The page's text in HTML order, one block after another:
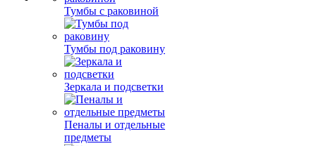
Тумбы с раковиной
Тумбы под раковину
Зеркала и подсветки
Пеналы и отдельные
предметы